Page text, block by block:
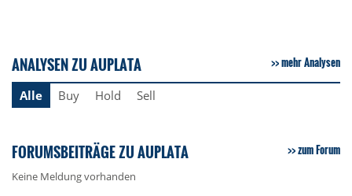
ANALYSEN ZU AUPLATA mehr Analysen
Alle Buy Hold Sell
FORUMSBEITRÄGE ZU AUPLATA zum Forum
Keine Meldung vorhanden